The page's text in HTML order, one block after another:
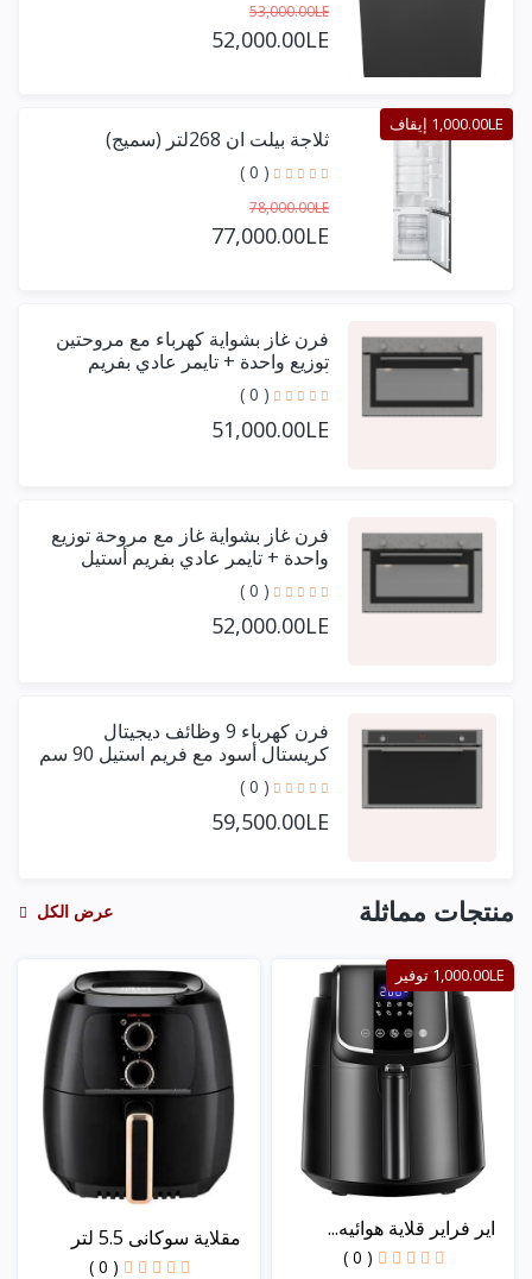
53,000.00LE
52,000.00LE
1,000.00LE إيقاف
ثلاجة بيلت ان 268لتر (سميج)
( 0 )
78,000.00LE
77,000.00LE
فرن غاز بشواية كهرباء مع مروحتين
توزيع واحدة + تايمر عادي بفريم
أستيل حرف يو 90 سم
( 0 )
51,000.00LE
فرن غاز بشواية غاز مع مروحة توزيع
واحدة + تايمر عادي بفريم أستيل
حرف يو 90 سم
( 0 )
52,000.00LE
فرن كهرباء 9 وظائف ديجيتال
كريستال أسود مع فريم استيل 90 سم
+ مروحتين توزيع
( 0 )
59,500.00LE
منتجات مماثلة عرض الكل
1,000.00LE توفير
اير فراير قلاية هوائيه...
( 0 )
مقلاية سوكانى 5.5 لتر
( 0 )